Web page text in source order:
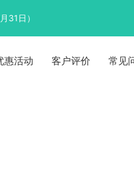
惠活动 客户评价 常见
31日）